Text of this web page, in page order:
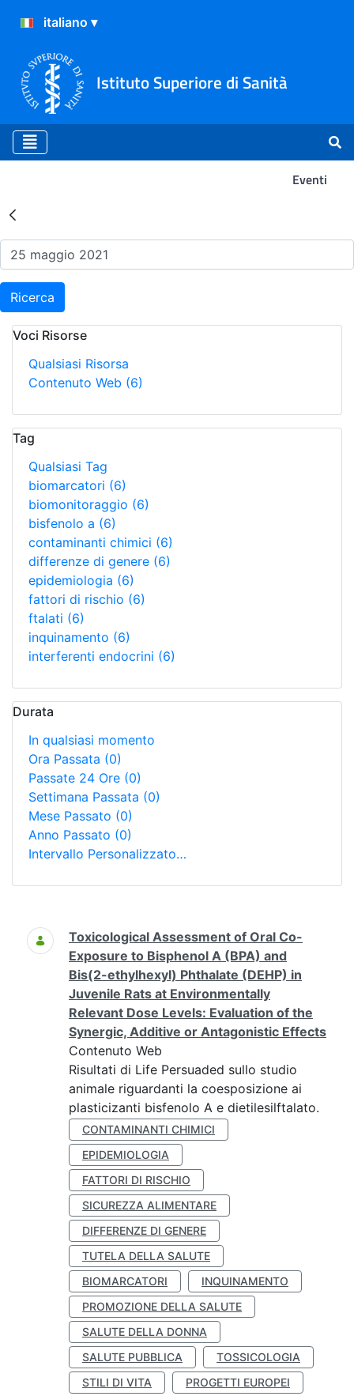
Istituto Superiore di Sanità
Eventi
Risultati della Ricerca -
Ricerca
Voci Risorse
Qualsiasi Risorsa
Contenuto Web (6)
Tag
Qualsiasi Tag
biomarcatori (6)
biomonitoraggio (6)
bisfenolo a (6)
contaminanti chimici (6)
differenze di genere (6)
epidemiologia (6)
fattori di rischio (6)
ftalati (6)
inquinamento (6)
interferenti endocrini (6)
Durata
In qualsiasi momento
Ora Passata (0)
Passate 24 Ore (0)
Settimana Passata (0)
Mese Passato (0)
Anno Passato (0)
Intervallo Personalizzato…
Ricerca
Toxicological Assessment of Oral Co-
Exposure to Bisphenol A (BPA) and
Bis(2-ethylhexyl) Phthalate (DEHP) in
Juvenile Rats at Environmentally
Relevant Dose Levels: Evaluation of the
Synergic, Additive or Antagonistic Effects
Contenuto Web
Risultati di Life Persuaded sullo studio
animale riguardanti la coesposizione ai
plasticizanti bisfenolo A e dietilesilftalato.
CONTAMINANTI CHIMICI
EPIDEMIOLOGIA
FATTORI DI RISCHIO
SICUREZZA ALIMENTARE
DIFFERENZE DI GENERE
TUTELA DELLA SALUTE
BIOMARCATORI
INQUINAMENTO
PROMOZIONE DELLA SALUTE
SALUTE DELLA DONNA
SALUTE PUBBLICA
TOSSICOLOGIA
STILI DI VITA
PROGETTI EUROPEI